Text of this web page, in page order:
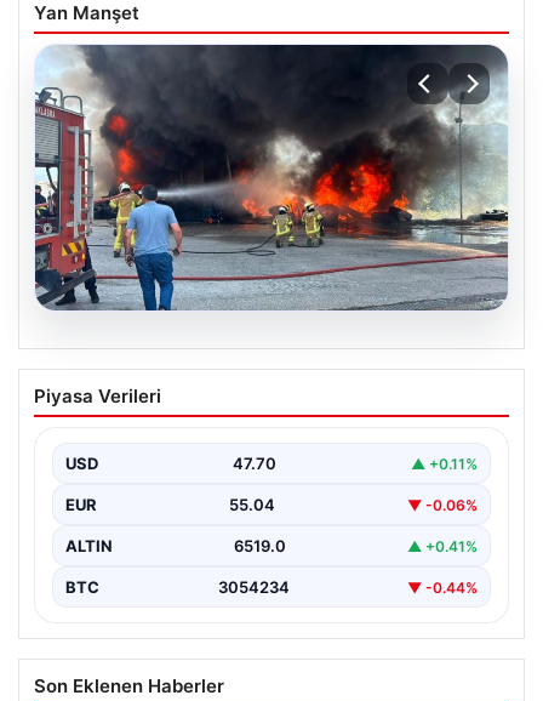
Yan Manşet
06.08.2026
Bursa Orhangazi’de Bir Tamirhane
Yanarak Kor Oldu
geldi ve bölgedeki birçok noktadan görülebilen
yüksek…
Piyasa Verileri
USD 47.70 ▲ +0.11%
EUR 55.04 ▼ -0.06%
ALTIN 6519.0 ▲ +0.41%
BTC 3054234 ▼ -0.44%
Son Eklenen Haberler